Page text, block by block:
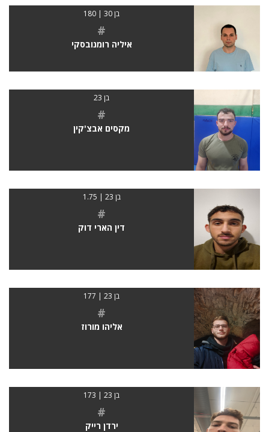
בן 30 | 180
#
איליה רומנובסקי
בן 23
#
מקסים אבצ'קין
בן 23 | 1.75
#
דין הארי דוק
בן 23 | 177
#
אליהו מורוז
בן 23 | 173
#
ירדן רייק